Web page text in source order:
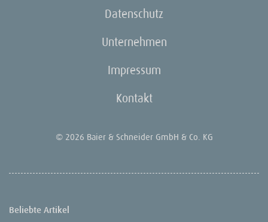
Datenschutz
Unternehmen
Impressum
Kontakt
© 2026 Baier & Schneider GmbH & Co. KG
Beliebte Artikel